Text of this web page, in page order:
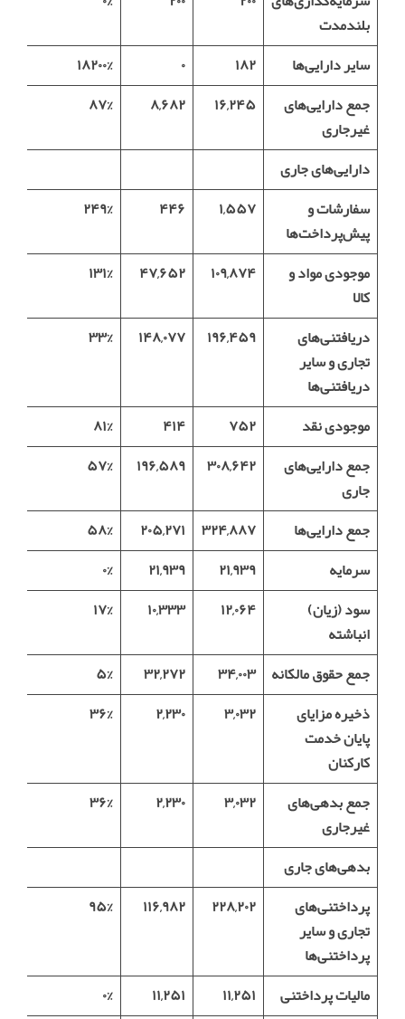
بلندمدت
سایر دارایی‌ها ۱۸۲ ۰
۱۸۲۰۰%
جمع دارایی‌های
غیرجاری
۱۶,۲۴۵ ۸,۶۸۲ ۸۷%
دارایی‌های جاری
سفارشات و
پیش‌پرداخت‌ها
۱,۵۵۷ ۴۴۶ ۲۴۹%
موجودی مواد و
کالا
۱۰۹,۸۷۴ ۴۷,۶۵۲ ۱۳۱%
دریافتنی‌های
تجاری و سایر
دریافتنی‌ها
۱۹۶,۴۵۹ ۱۴۸,۰۷۷ ۳۳%
موجودی نقد ۷۵۲ ۴۱۴
۸۱%
جمع دارایی‌های
جاری
۳۰۸,۶۴۲ ۱۹۶,۵۸۹ ۵۷%
جمع دارایی‌ها ۳۲۴,۸۸۷ ۲۰۵,۲۷۱
۵۸%
سرمایه
۲۱,۹۳۹ ۲۱,۹۳۹
۰%
سود (زیان)
انباشته
۱۲,۰۶۴ ۱۰,۳۳۳ ۱۷%
جمع حقوق مالکانه ۳۴,۰۰۳ ۳۲,۲۷۲
۵%
ذخیره مزایای
پایان خدمت
کارکنان
۳,۰۳۲ ۲,۲۳۰ ۳۶%
جمع بدهی‌های
غیرجاری
۳,۰۳۲ ۲,۲۳۰ ۳۶%
بدهی‌های جاری
پرداختنی‌های
تجاری و سایر
پرداختنی‌ها
۲۲۸,۲۰۲ ۱۱۶,۹۸۲ ۹۵%
مالیات پرداختنی ۱۱,۲۵۱ ۱۱,۲۵۱
۰%